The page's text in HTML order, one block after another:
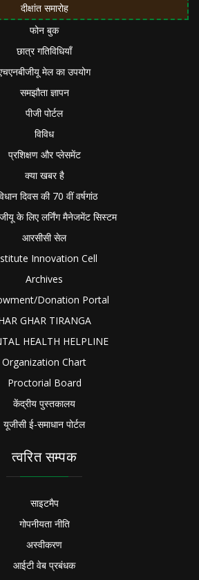
दीक्षांत समारोह
फोन बुक
छात्र गतिविधियाँ
मेल का उपयोग
समझौता ज्ञापन
पीजी पोर्टल
विविध
प्रशिक्षण और प्लेसमेंट
क्या खबर है
दिवस की 70 वीं वर्षगांठ
के लिए लर्निंग मैनेजमेंट सिस्टम
आरसीसी सेल
Innovation Cell
Archives
Donation Portal
GHAR TIRANGA
HEALTH HELPLINE
Organization Chart
Proctorial Board
केंद्रीय पुस्तकालय
यूजीसी ई-समाधान पोर्टल
त्वरित सम्पक
साइटमैप
गोपनीयता नीति
अस्वीकरण
आईटी वेब प्रबंधक